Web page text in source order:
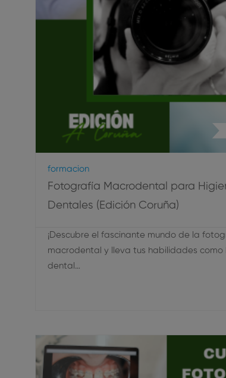
Formacion
Fotografía Macrodental para
Dentales (Edición Coruña)
¡Descubre el fascinante mundo de la
macrodental y lleva tus habilidades como
dental…